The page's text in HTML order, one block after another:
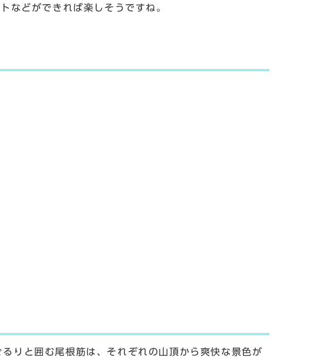
などができれば楽しそうですね。
と囲む尾根筋は、それぞれの山頂から爽快な景色が